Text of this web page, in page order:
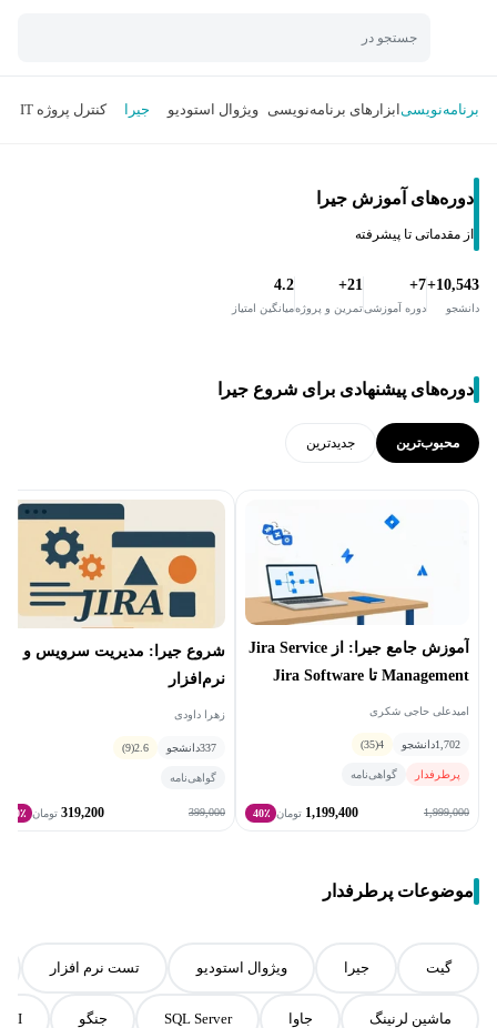
جستجو در
برنامه‌نویسی ابزارهای برنامه‌نویسی ویژوال استودیو جیرا کنترل پروژه IT
دوره‌های آموزش جیرا
از مقدماتی تا پیشرفته
10,543+
دانشجو
7+
دوره آموزشی
21+
تمرین و پروژه
4.2
میانگین امتیاز
دوره‌های پیشنهادی برای شروع جیرا
محبوب‌ترین جدید‌ترین
آموزش جامع جیرا: از Jira Service
Management تا Jira Software
امیدعلی حاجی شکری
1,702دانشجو 4
(35)
پرطرفدار گواهی‌نامه
1,999,000
1,199,400 تومان 40٪
شروع جیرا: مدیریت سرویس و
نرم‌افزار
زهرا داودی
337دانشجو 2.6
(9)
گواهی‌نامه
399,000
319,200 تومان 20٪
موضوعات پرطرفدار
گیت جیرا ویژوال استودیو تست نرم افزار
ماشین لرنینگ جاوا SQL Server جنگو BI